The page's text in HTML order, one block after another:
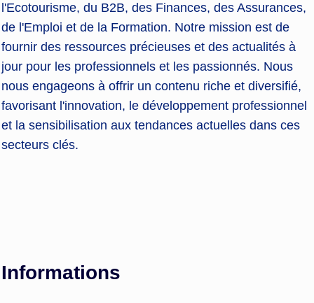
l'Ecotourisme, du B2B, des Finances, des Assurances,
de l'Emploi et de la Formation. Notre mission est de
fournir des ressources précieuses et des actualités à
jour pour les professionnels et les passionnés. Nous
nous engageons à offrir un contenu riche et diversifié,
favorisant l'innovation, le développement professionnel
et la sensibilisation aux tendances actuelles dans ces
secteurs clés.
Informations